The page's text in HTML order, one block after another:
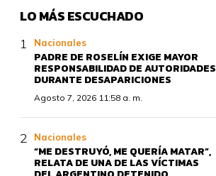
LO MÁS ESCUCHADO
Nacionales
PADRE DE ROSELÍN EXIGE MAYOR
RESPONSABILIDAD DE AUTORIDADES
DURANTE DESAPARICIONES
Agosto 7, 2026 11:58 a. m.
Nacionales
“ME DESTRUYÓ, ME QUERÍA MATAR”,
RELATA DE UNA DE LAS VÍCTIMAS